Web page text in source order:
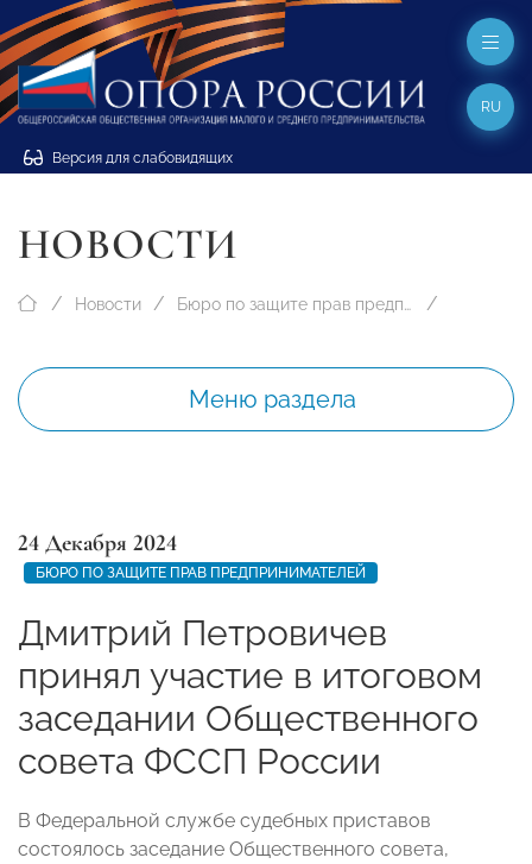
Версия для слабовидящих
RU
НОВОСТИ
Новости Бюро по защите прав предпринимателей
Меню раздела
24 Декабря 2024
БЮРО ПО ЗАЩИТЕ ПРАВ ПРЕДПРИНИМАТЕЛЕЙ
Дмитрий Петровичев
принял участие в итоговом
заседании Общественного
совета ФССП России
В Федеральной службе судебных приставов
состоялось заседание Общественного совета,